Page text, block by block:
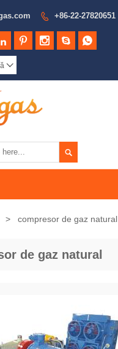
 +86-22-27820651
   


> compresor de gaz natural
de gaz natural